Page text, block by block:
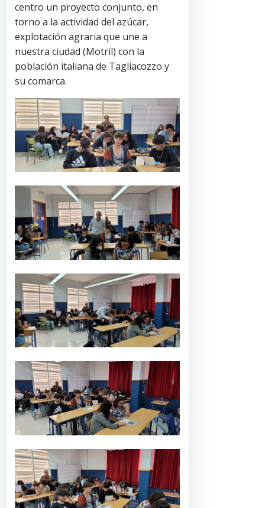
centro un proyecto conjunto, en
torno a la actividad del azúcar,
explotación agraria que une a
nuestra ciudad (Motril) con la
población italiana de Tagliacozzo y
su comarca.